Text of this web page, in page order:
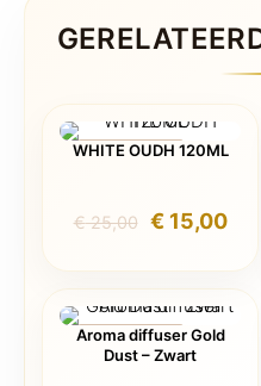
AANBIEDING
WHITE OUDH 120ML
€25,00
was:
€ 25,00.
€15,00
is:
€
AANBIEDING
Aroma diffuser Gold
Dust – Zwart